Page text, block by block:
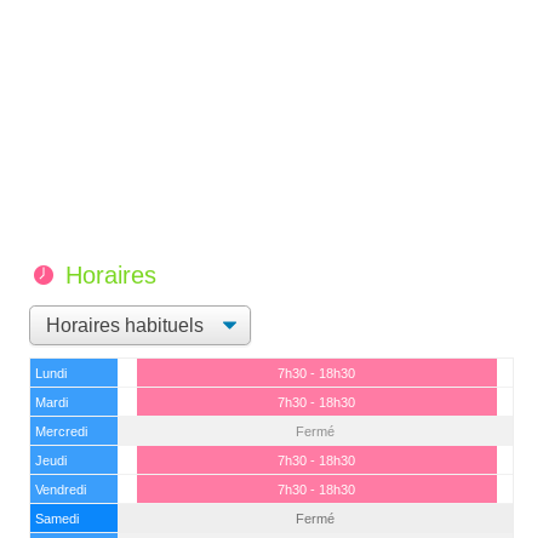
Horaires
Lundi
7h30 - 18h30
Mardi
7h30 - 18h30
Mercredi
Fermé
Jeudi
7h30 - 18h30
Vendredi
7h30 - 18h30
Samedi
Fermé